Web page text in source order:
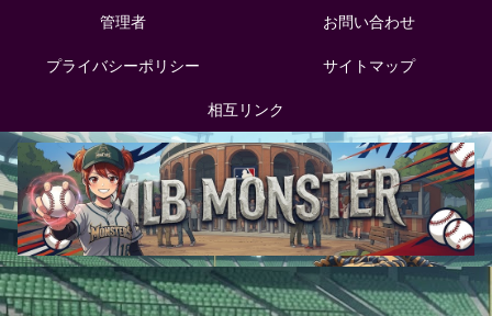
管理者 お問い合わせ
プライバシーポリシー サイトマップ
相互リンク